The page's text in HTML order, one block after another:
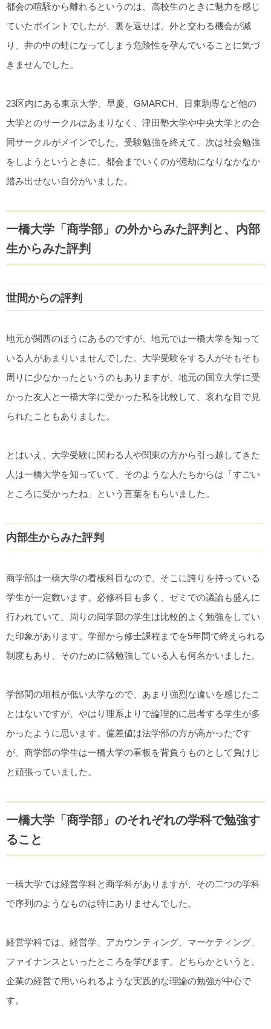
都会の喧騒から離れるというのは、高校生のときに魅力を感じ
ていたポイントでしたが、裏を返せば、外と交わる機会が減
り、井の中の蛙になってしまう危険性を孕んでいることに気づ
きませんでした。
23区内にある東京大学、早慶、GMARCH、日東駒専など他の
大学とのサークルはあまりなく、津田塾大学や中央大学との合
同サークルがメインでした。受験勉強を終えて、次は社会勉強
をしようというときに、都会までいくのが億劫になりなかなか
踏み出せない自分がいました。
一橋大学「商学部」の外からみた評判と、内部
生からみた評判
世間からの評判
地元が関西のほうにあるのですが、地元では一橋大学を知って
いる人があまりいませんでした。大学受験をする人がそもそも
周りに少なかったというのもありますが、地元の国立大学に受
かった友人と一橋大学に受かった私を比較して、哀れな目で見
られたこともありました。
とはいえ、大学受験に関わる人や関東の方から引っ越してきた
人は一橋大学を知っていて、そのような人たちからは「すごい
ところに受かったね」という言葉をもらいました。
内部生からみた評判
商学部は一橋大学の看板科目なので、そこに誇りを持っている
学生が一定数います。必修科目も多く、ゼミでの議論も盛んに
行われていて、周りの同学部の学生は比較的よく勉強をしてい
た印象があります。学部から修士課程までを5年間で終えられる
制度もあり、そのために猛勉強している人も何名かいました。
学部間の垣根が低い大学なので、あまり強烈な違いを感じたこ
とはないですが、やはり理系よりで論理的に思考する学生が多
かったように思います。偏差値は法学部の方が高かったです
が、商学部の学生は一橋大学の看板を背負うものとして負けじ
と頑張っていました。
一橋大学「商学部」のそれぞれの学科で勉強す
ること
一橋大学では経営学科と商学科がありますが、その二つの学科
で序列のようなものは特にありませんでした。
経営学科では、経営学、アカウンティング、マーケティング、
ファイナンスといったところを学びます。どちらかというと、
企業の経営で用いられるような実践的な理論の勉強が中心で
す。